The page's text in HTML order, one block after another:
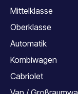
Mittelklasse
Oberklasse
Automatik
Kombiwagen
Cabriolet